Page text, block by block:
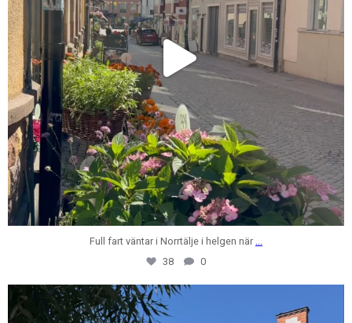
Full fart väntar i Norrtälje i helgen när
38
0
centrumfastigheter
Jul 28